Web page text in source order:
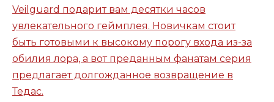
Veilguard подарит вам десятки часов
увлекательного геймплея. Новичкам стоит
быть готовыми к высокому порогу входа из-за
обилия лора, а вот преданным фанатам серия
предлагает долгожданное возвращение в
Тедас.